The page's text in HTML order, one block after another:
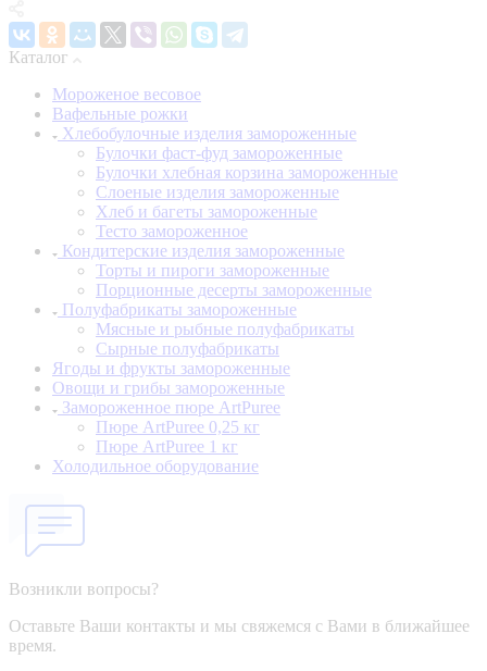
Каталог
Мороженое весовое
Вафельные рожки
Хлебобулочные изделия замороженные
Булочки фаст-фуд замороженные
Булочки хлебная корзина замороженные
Слоеные изделия замороженные
Хлеб и багеты замороженные
Тесто замороженное
Кондитерские изделия замороженные
Торты и пироги замороженные
Порционные десерты замороженные
Полуфабрикаты замороженные
Мясные и рыбные полуфабрикаты
Сырные полуфабрикаты
Ягоды и фрукты замороженные
Овощи и грибы замороженные
Замороженное пюре ArtPuree
Пюре ArtPuree 0,25 кг
Пюре ArtPuree 1 кг
Холодильное оборудование
Возникли вопросы?
Оставьте Ваши контакты и мы свяжемся с Вами в ближайшее
время.